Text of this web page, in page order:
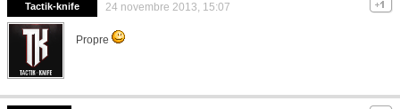
Tactik-knife 24 novembre 2013, 15:07
Propre